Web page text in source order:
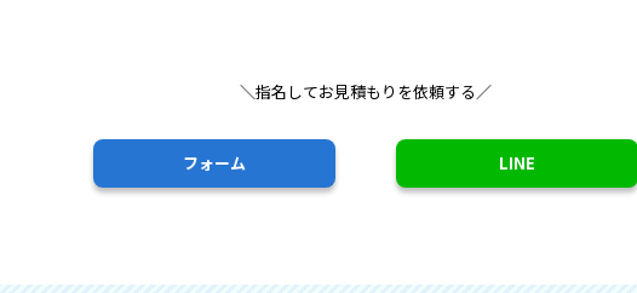
＼指名してお見積もりを依頼する／
フォーム LINE